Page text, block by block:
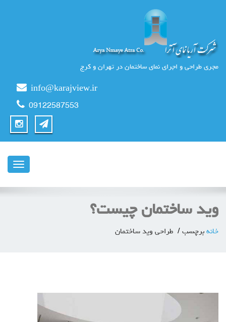
مجری طراحی و اجرای نمای ساختمان در تهران و کرج
info@karajview.ir
09122587553
ناوبری
وید ساختمان چیست؟
خانه برچسب طراحی وید ساختمان